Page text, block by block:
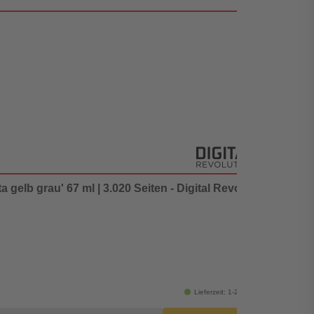
grau' 67 ml | 3.020 Seiten - Digital Revolution
Lieferzeit: 1-2 Werktage